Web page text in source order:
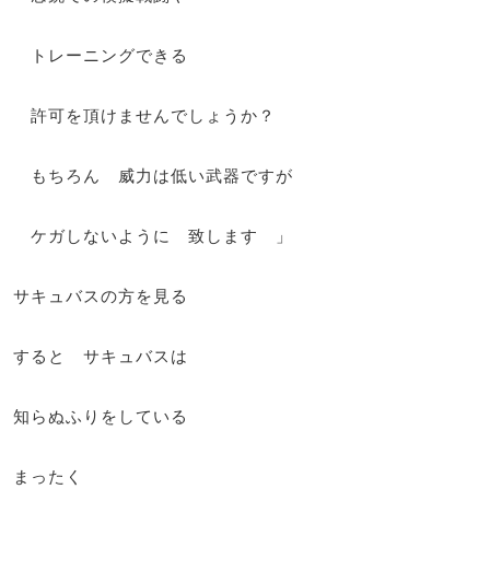
トレーニングできる
許可を頂けませんでしょうか？
もちろん 威力は低い武器ですが
ケガしないように 致します 」
サキュバスの方を見る
すると サキュバスは
知らぬふりをしている
まったく